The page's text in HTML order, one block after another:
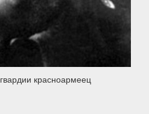
красноармеец